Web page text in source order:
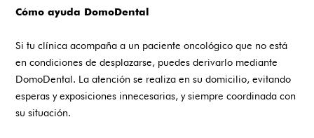
Cómo ayuda DomoDental
Si tu clínica acompaña a un paciente oncológico que no está
en condiciones de desplazarse, puedes derivarlo mediante
DomoDental. La atención se realiza en su domicilio, evitando
esperas y exposiciones innecesarias, y siempre coordinada con
su situación.